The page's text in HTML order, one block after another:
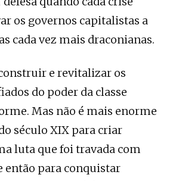
os governos capitalistas a
cada vez mais draconianas.
e revitalizar os
do poder da classe
Mas não é mais enorme
século XIX para criar
luta que foi travada com
então para conquistar